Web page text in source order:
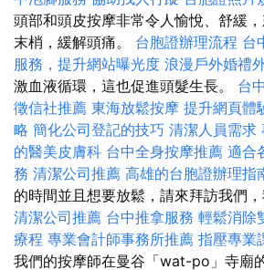
頭部和頭皮按摩非常令人愉悅、舒緩
末梢，緩解頭痛。 台胞證辦理流程 台
服務，提升網站曝光度 浪漫戶外婚禮
激血液循環，這也促進頭髮生長。 台
徵信社推薦 東海放鬆按摩 提升網頁體
略 簡化公司登記的技巧 清潔人員需求
的醫美皮膚科 台中全身按摩推薦 適合
務 清潔公司推薦 高雄的台胞證辦理指
的時間並且想要放鬆，請來拜訪我們
清潔公司推薦 台中推拿服務 輕鬆消除
療程 專業會計師事務所推薦 指壓專業
我們的按摩師在曼谷「wat-po」寺廟